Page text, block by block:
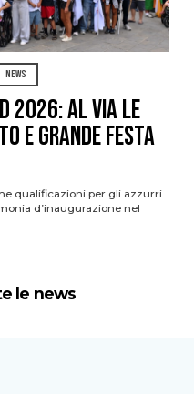
NEWS
2026: al via le
e grande festa
qualificazioni per gli azzurri
d’inaugurazione nel
le news